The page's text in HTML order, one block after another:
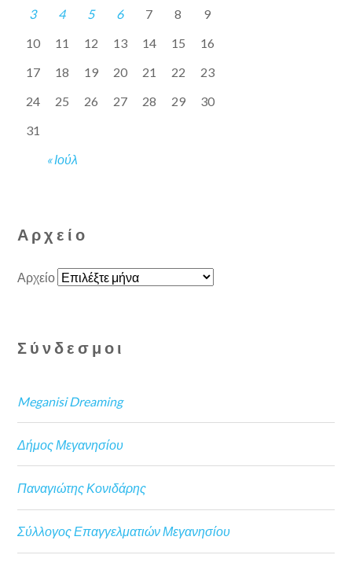
« Ιούλ
3
4 5 6 7 8
9
10
11 12 13 14 15
16
17
18 19 20 21 22
23
24
25 26 27 28 29
30
31
Αρχείο
Αρχείο
Σύνδεσμοι
Meganisi Dreaming
Δήμος Μεγανησίου
Παναγιώτης Κονιδάρης
Σύλλογος Επαγγελματιών Μεγανησίου